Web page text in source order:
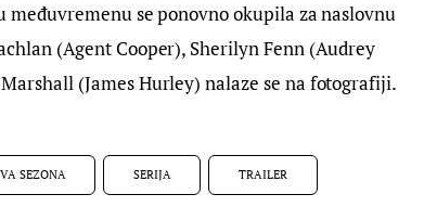
međuvremenu se ponovno okupila za naslovnu
(Agent Cooper), Sherilyn Fenn (Audrey
(James Hurley) nalaze se na fotografiji.
SEZONA SERIJA TRAILER